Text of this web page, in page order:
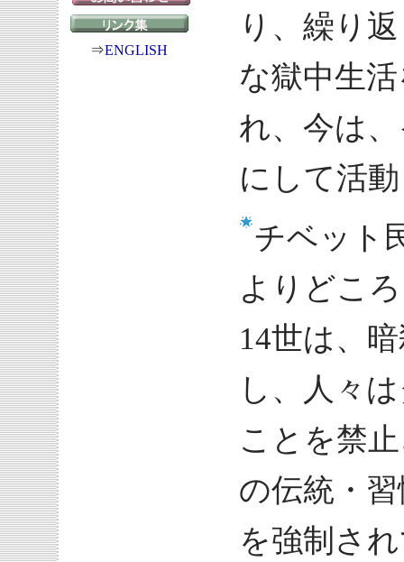
⇒ENGLISH
り、繰り
な獄中生
れ、今は
にして活
チベット
よりどこ
14世は、
し、人々
ことを禁
の伝統・
を強制さ